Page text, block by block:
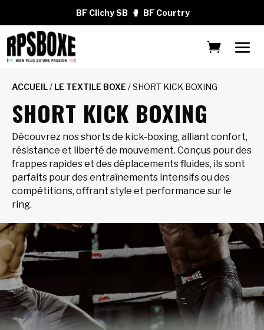
BF Clichy SB 🥊 BF Courtry
ACCUEIL/ LE TEXTILE BOXE / SHORT KICK BOXING
SHORT KICK BOXING
Découvrez nos shorts de kick-boxing, alliant confort,
résistance et liberté de mouvement. Conçus pour des
frappes rapides et des déplacements fluides, ils sont
parfaits pour des entraînements intensifs ou des
compétitions, offrant style et performance sur le
ring.